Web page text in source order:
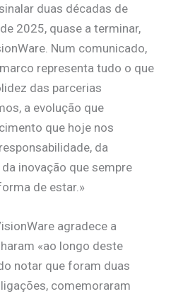
duas décadas de
2025, quase a terminar,
Num comunicado,
representa tudo o que
das parcerias
a evolução que
que hoje nos
da
inovação que sempre
de estar.»
agradece a
«ao longo deste
notar que foram duas
comemoraram